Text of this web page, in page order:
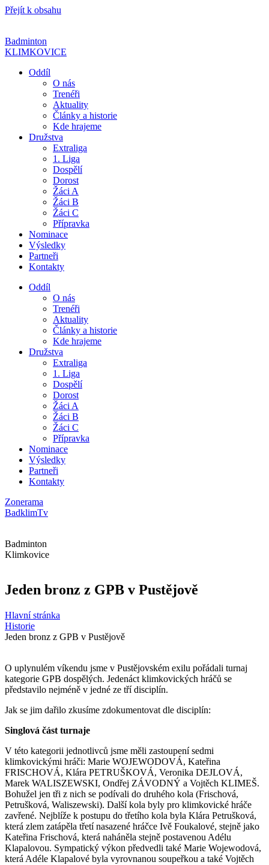
Přejít k obsahu
Badminton
KLIMKOVICE
Oddíl
O nás
Trenéři
Aktuality
Články a historie
Kde hrajeme
Družstva
Extraliga
1. Liga
Dospělí
Dorost
Žáci A
Žáci B
Žáci C
Přípravka
Nominace
Výsledky
Partneři
Kontakty
Oddíl
O nás
Trenéři
Aktuality
Články a historie
Kde hrajeme
Družstva
Extraliga
1. Liga
Dospělí
Dorost
Žáci A
Žáci B
Žáci C
Přípravka
Nominace
Výsledky
Partneři
Kontakty
Zonerama
BadklimTv
Badminton
Klimkovice
Jeden bronz z GPB v Pustějově
Hlavní stránka
Historie
Jeden bronz z GPB v Pustějově
O uplynulém víkendu jsme v Pustějovském exilu pořádali turnaj
kategorie GPB dospělých. Jedenáct klimkovických hráčů se
představilo nejméně v jedné ze tří disciplín.
Jak se jim dařilo zkusíme zdokumentovat dle disciplín:
Singlová část turnaje
V této kategorii jednotlivců jsme měli zastoupení sedmi
klimkovickými hráči: Marie WOJEWODOVÁ, Kateřina
FRISCHOVÁ, Klára PETRUŠKOVÁ, Veronika DEJLOVÁ,
Marek WALISZEWSKI, Ondřej ZÁVODNÝ a Vojtěch KLIMEŠ.
Bohužel jen tři z nich se podívali do druhého kola (Frischová,
Petrušková, Waliszewski). Další kola byly pro klimkovické hráče
zavřené. Nejblíže k postupu do třetího kola byla Klára Petrušková,
která zlem zatápěla třetí nasazené hráčce Ivě Foukalové, stejně jako
Kateřina Frischová, která naháněla stejně postavenou Adélu
Klapalovou. Sympatický výkon předvedli také Marie Wojewodová,
která Adéle Klapalové byla vyrovnanou soupeřkou a také Vojtěch